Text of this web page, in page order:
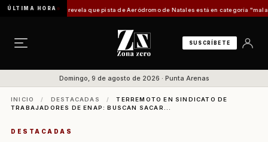
ÚLTIMA HORA
técnico revela que pista de Aeródromo de Natales está en categoría "mala" y no
SUSCRÍBETE
Domingo, 9 de agosto de 2026 · Punta Arenas
INICIO / DESTACADAS /
TERREMOTO EN SINDICATO DE
TRABAJADORES DE ENAP: BUSCAN SACAR...
DESTACADAS